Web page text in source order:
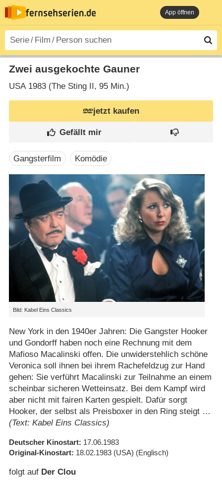
App öffnen
Zwei ausgekochte Gauner
USA1983 (The Sting II‎, 95 Min.)
jetzt kaufen
Gangsterfilm Komödie
Bild: Kabel Eins Classics
New York in den 1940er Jahren: Die Gangster Hooker
und Gondorff haben noch eine Rechnung mit dem
Mafioso Macalinski offen. Die unwiderstehlich schöne
Veronica soll ihnen bei ihrem Rachefeldzug zur Hand
gehen: Sie verführt Macalinski zur Teilnahme an einem
scheinbar sicheren Wetteinsatz. Bei dem Kampf wird
aber nicht mit fairen Karten gespielt. Dafür sorgt
Hooker, der selbst als Preisboxer in den Ring steigt …
(Text: Kabel Eins Classics)
Deutscher Kinostart 17.06.1983
Original-Kinostart 18.02.1983 (USA) (Englisch)
folgt auf Der Clou